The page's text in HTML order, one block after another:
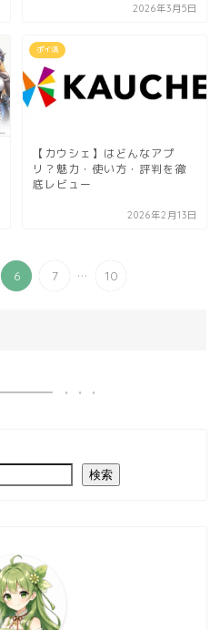
2026年3月5日
ポイ活
【カウシェ】はどんなアプ
リ？魅力・使い方・評判を徹
底レビュー
2026年2月13日
6 7 ... 10
検索